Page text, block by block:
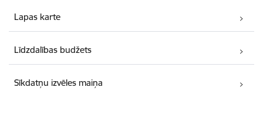
Lapas karte
Līdzdalības budžets
Sīkdatņu izvēles maiņa